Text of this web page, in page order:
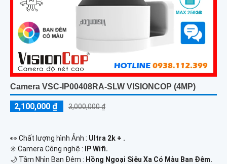
Camera VSC-IP00408RA-SLW VISIONCOP (4MP)
2,100,000 ₫ 3,000,000 ₫
️👀 Chất lượng hình Ảnh : Ultra 2k + .
✳️ Camera Công nghệ :
IP Wifi.
🌙 Tầm Nhìn Ban Đêm : Hồng Ngoại Siêu Xa Có Màu Ban Ðêm.